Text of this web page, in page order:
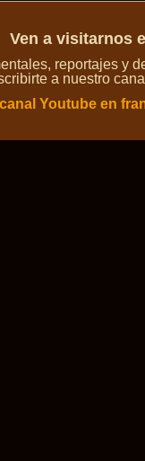
Ven a visitarnos
reportajes y
a nuestro
Youtube en